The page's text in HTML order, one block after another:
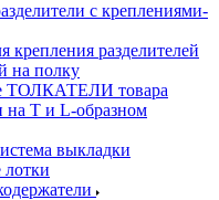
с креплениями-
крепления разделителей
на полку
ТОЛКАТЕЛИ товара
на Т и L-образном
выкладки